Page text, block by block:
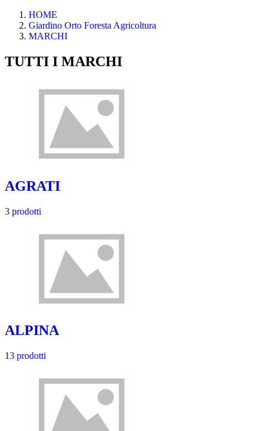
HOME
Giardino Orto Foresta Agricoltura
MARCHI
TUTTI I MARCHI
AGRATI
3 prodotti
ALPINA
13 prodotti